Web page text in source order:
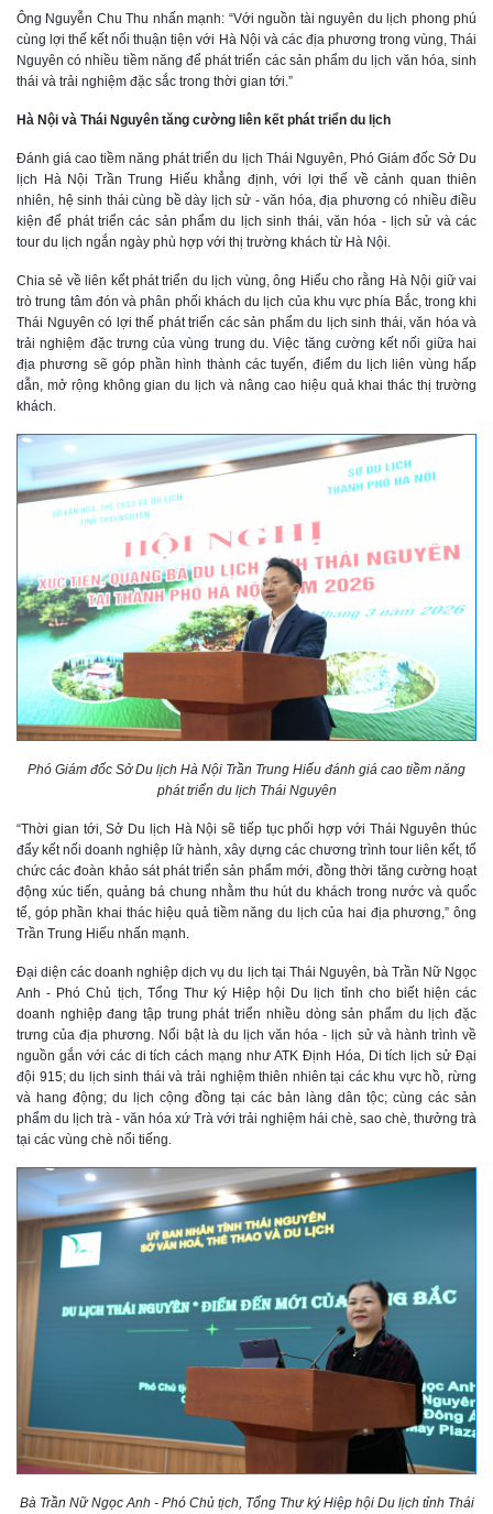
Ông Nguyễn Chu Thu nhấn mạnh: “Với nguồn tài nguyên du lịch phong phú
cùng lợi thế kết nối thuận tiện với Hà Nội và các địa phương trong vùng, Thái
Nguyên có nhiều tiềm năng để phát triển các sản phẩm du lịch văn hóa, sinh
thái và trải nghiệm đặc sắc trong thời gian tới.”
Hà Nội và Thái Nguyên tăng cường liên kết phát triển du lịch
Đánh giá cao tiềm năng phát triển du lịch Thái Nguyên , Phó Giám đốc Sở Du
lịch Hà Nội Trần Trung Hiếu khẳng định, với lợi thế về cảnh quan thiên
nhiên, hệ sinh thái cùng bề dày lịch sử - văn hóa, địa phương có nhiều điều
kiện để phát triển các sản phẩm du lịch sinh thái, văn hóa - lịch sử và các
tour du lịch ngắn ngày phù hợp với thị trường khách từ Hà Nội.
Chia sẻ về liên kết phát triển du lịch vùng, ông Hiếu cho rằng Hà Nội giữ vai
trò trung tâm đón và phân phối khách du lịch của khu vực phía Bắc, trong khi
Thái Nguyên có lợi thế phát triển các sản phẩm du lịch sinh thái, văn hóa và
trải nghiệm đặc trưng của vùng trung du. Việc tăng cường kết nối giữa hai
địa phương sẽ góp phần hình thành các tuyến, điểm du lịch liên vùng hấp
dẫn, mở rộng không gian du lịch và nâng cao hiệu quả khai thác thị trường
khách.
Phó Giám đốc Sở Du lịch Hà Nội Trần Trung Hiếu đánh giá cao tiềm năng
phát triển du lịch Thái Nguyên
“Thời gian tới, Sở Du lịch Hà Nội sẽ tiếp tục phối hợp với Thái Nguyên thúc
đẩy kết nối doanh nghiệp lữ hành, xây dựng các chương trình tour liên kết, tổ
chức các đoàn khảo sát phát triển sản phẩm mới, đồng thời tăng cường hoạt
động xúc tiến, quảng bá chung nhằm thu hút du khách trong nước và quốc
tế, góp phần khai thác hiệu quả tiềm năng du lịch của hai địa phương,” ông
Trần Trung Hiếu nhấn mạnh.
Đại diện các doanh nghiệp dịch vụ du lịch tại Thái Nguyên, bà Trần Nữ Ngọc
Anh - Phó Chủ tịch, Tổng Thư ký Hiệp hội Du lịch tỉnh cho biết hiện các
doanh nghiệp đang tập trung phát triển nhiều dòng sản phẩm du lịch đặc
trưng của địa phương. Nổi bật là du lịch văn hóa - lịch sử và hành trình về
nguồn gắn với các di tích cách mạng như ATK Định Hóa, Di tích lịch sử Đại
đội 915; du lịch sinh thái và trải nghiệm thiên nhiên tại các khu vực hồ, rừng
và hang động; du lịch cộng đồng tại các bản làng dân tộc; cùng các sản
phẩm du lịch trà - văn hóa xứ Trà với trải nghiệm hái chè, sao chè, thưởng trà
tại các vùng chè nổi tiếng.
Bà Trần Nữ Ngọc Anh - Phó Chủ tịch, Tổng Thư ký Hiệp hội Du lịch tỉnh Thái